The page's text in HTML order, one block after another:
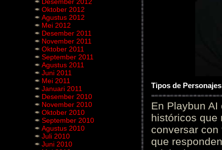
Oktober 2012
Agustus 2012
Mei 2012
Desember 2011
November 2011
Oktober 2011
September 2011
Agustus 2011
Juni 2011
Mei 2011
Januari 2011
Desember 2010
November 2010
Oktober 2010
September 2010
Agustus 2010
Juli 2010
Juni 2010
Tipos de
En Playbun
históricos que
conversar
que